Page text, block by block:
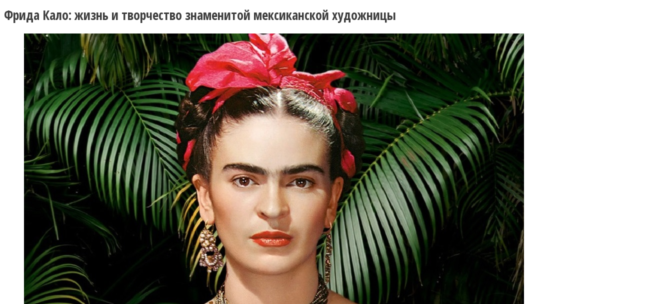
Фрида Кало: жизнь и творчество знаменитой мексиканской художницы